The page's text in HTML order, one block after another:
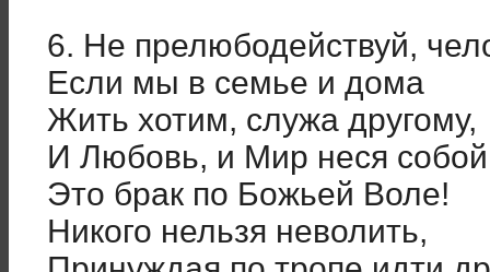
6. Не прелюбодействуй,
Если мы в семье и дома
Жить хотим, служа другому,
И Любовь, и Мир неся
Это брак по Божьей Воле!
Никого нельзя неволить,